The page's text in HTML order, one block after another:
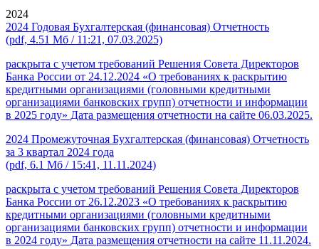
2024
2024 Годовая Бухгалтерская (финансовая) Отчетность
(pdf, 4.51 Мб / 11:21, 07.03.2025)
раскрыта с учетом требований Решения Совета Директоров
Банка России от 24.12.2024 «О требованиях к раскрытию
кредитными организациями (головными кредитными
организациями банковских групп) отчетности и информации
в 2025 году» Дата размещения отчетности на сайте 06.03.2025.
2024 Промежуточная Бухгалтерская (финансовая) Отчетность
за 3 квартал 2024 года
(pdf, 6.1 Мб / 15:41, 11.11.2024)
раскрыта с учетом требований Решения Совета Директоров
Банка России от 26.12.2023 «О требованиях к раскрытию
кредитными организациями (головными кредитными
организациями банковских групп) отчетности и информации
в 2024 году» Дата размещения отчетности на сайте 11.11.2024.